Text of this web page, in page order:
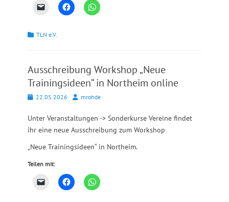
Kategorien
TLN e.V.
Ausschreibung Workshop „Neue
Trainingsideen“ in Northeim online
Posted22.05.2026 Autormrohde
Unter Veranstaltungen -> Sonderkurse Vereine findet
ihr eine neue Ausschreibung zum Workshop
„Neue Trainingsideen“ in Northeim.
Teilen mit: